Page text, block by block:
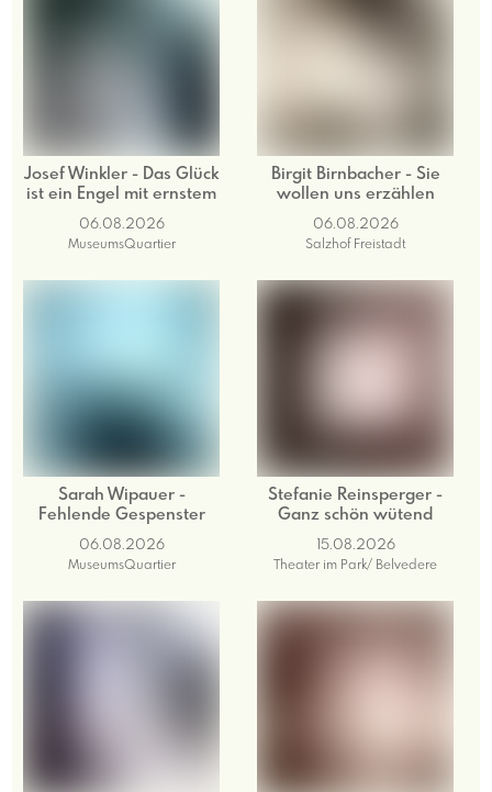
Josef Winkler - Das Glück
ist ein Engel mit ernstem
Gesicht
06.08.2026
MuseumsQuartier
Birgit Birnbacher - Sie
wollen uns erzählen
06.08.2026
Salzhof Freistadt
Sarah Wipauer -
Fehlende Gespenster
06.08.2026
MuseumsQuartier
Stefanie Reinsperger -
Ganz schön wütend
15.08.2026
Theater im Park/ Belvedere